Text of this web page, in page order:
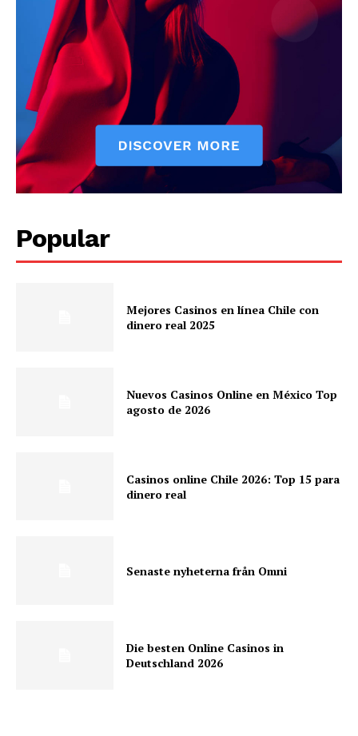
Popular
Mejores Casinos en línea Chile con
dinero real 2025
Nuevos Casinos Online en México Top
agosto de 2026
Casinos online Chile 2026: Top 15 para
dinero real
Senaste nyheterna från Omni
Die besten Online Casinos in
Deutschland 2026